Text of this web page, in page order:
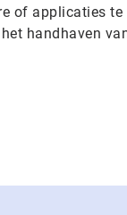
of applicaties
handhaven